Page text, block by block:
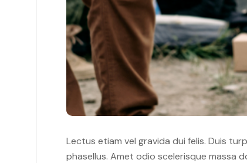
Lectus etiam vel gravida dui felis. Duis
phasellus. Amet odio scelerisque massa